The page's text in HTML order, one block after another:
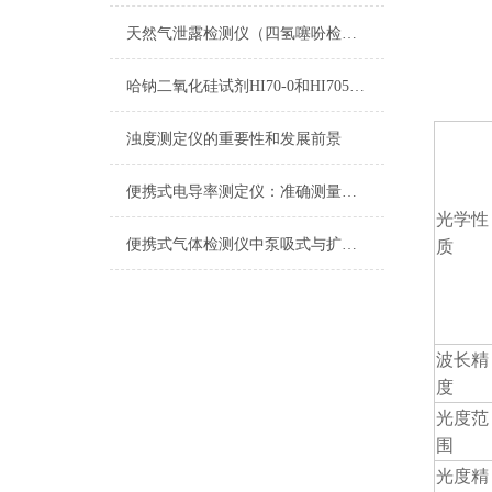
天然气泄露检测仪（四氢噻吩检测仪）
哈钠二氧化硅试剂HI70-0和HI705B-0测量原理
浊度测定仪的重要性和发展前景
便携式电导率测定仪：准确测量水质电导率，保障饮用水安全与健康
便携式气体检测仪中泵吸式与扩散式的区别
光学性
质
波长精
度
光度范
围
光度精